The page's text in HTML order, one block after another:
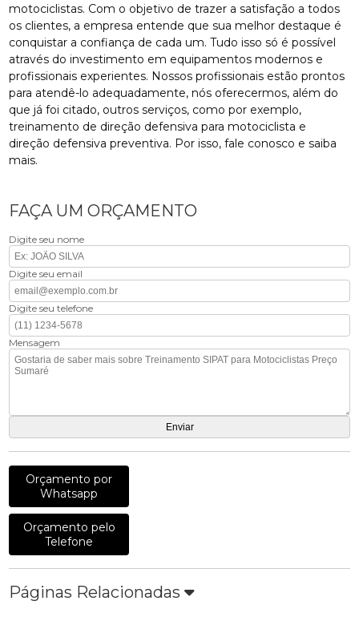
motociclistas. Com o objetivo de trazer a satisfação a todos
os clientes, a empresa entende que sua melhor destaque é
conquistar a confiança de cada um. Tudo isso só é possível
através do investimento em equipamentos modernos e
profissionais experientes. Nossos profissionais estão prontos
para atendê-lo adequadamente, nós oferecermos, além do
que já foi citado, outros serviços, como por exemplo,
treinamento de direção defensiva para motociclista e
direção defensiva preventiva. Por isso, fale conosco e saiba
mais.
FAÇA UM ORÇAMENTO
Digite seu nome
Digite seu email
Digite seu telefone
Mensagem
Orçamento por
Whatsapp
Orçamento pelo
Telefone
Páginas Relacionadas